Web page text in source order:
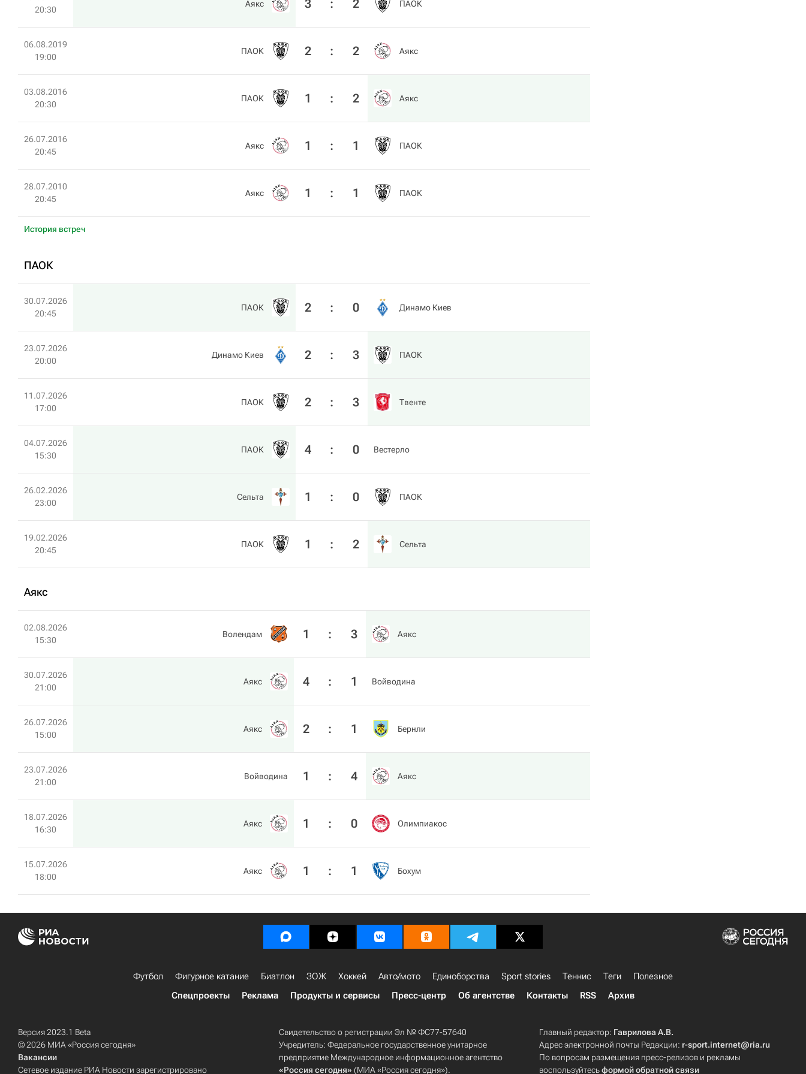
20:30
Аякс 3 : 2 ПАОК
06.08.2019
19:00
ПАОК 2 : 2 Аякс
03.08.2016
20:30
ПАОК 1 : 2 Аякс
26.07.2016
20:45
Аякс 1 : 1 ПАОК
28.07.2010
20:45
Аякс 1 : 1 ПАОК
История встреч
ПАОК
30.07.2026
20:45
ПАОК 2 : 0 Динамо Киев
23.07.2026
20:00
Динамо Киев 2 : 3 ПАОК
11.07.2026
17:00
ПАОК 2 : 3 Твенте
04.07.2026
15:30
ПАОК 4 : 0 Вестерло
26.02.2026
23:00
Сельта 1 : 0 ПАОК
19.02.2026
20:45
ПАОК 1 : 2 Сельта
Аякс
02.08.2026
15:30
Волендам 1 : 3 Аякс
30.07.2026
21:00
Аякс 4 : 1 Войводина
26.07.2026
15:00
Аякс 2 : 1 Бернли
23.07.2026
21:00
Войводина 1 : 4 Аякс
18.07.2026
16:30
Аякс 1 : 0 Олимпиакос
15.07.2026
18:00
Аякс 1 : 1 Бохум
Футбол Фигурное катание Биатлон ЗОЖ Хоккей Авто/мото Единоборства Sport stories Теннис Теги
Полезное
Спецпроекты
Реклама Продукты и сервисы Пресс-центр Об агентстве Контакты RSS Архив
Версия 2023.1 Beta
© 2026 МИА «Россия сегодня»
Вакансии
Сетевое издание РИА Новости зарегистрировано
Свидетельство о регистрации Эл № ФС77-57640
Учредитель: Федеральное государственное унитарное
предприятие Международное информационное агентство
«Россия сегодня» (МИА «Россия сегодня»).
Главный редактор: Гаврилова А.В.
Адрес электронной почты Редакции: r-sport.internet@ria.ru
По вопросам размещения пресс-релизов и рекламы
воспользуйтесьформой обратной связи